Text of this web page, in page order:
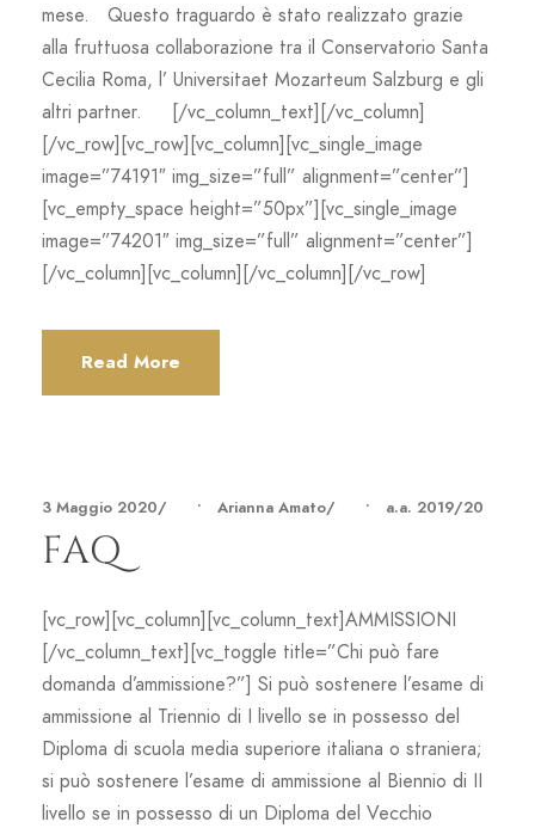
mese. Questo traguardo è stato realizzato grazie
alla fruttuosa collaborazione tra il Conservatorio Santa
Cecilia Roma, l’ Universitaet Mozarteum Salzburg e gli
altri partner. [/vc_column_text][/vc_column]
[/vc_row][vc_row][vc_column][vc_single_image
image=”74191″ img_size=”full” alignment=”center”]
[vc_empty_space height=”50px”][vc_single_image
image=”74201″ img_size=”full” alignment=”center”]
[/vc_column][vc_column][/vc_column][/vc_row]
Read More
3 Maggio 2020 • Arianna Amato • a.a. 2019/20
FAQ
[vc_row][vc_column][vc_column_text]AMMISSIONI
[/vc_column_text][vc_toggle title=”Chi può fare
domanda d’ammissione?”] Si può sostenere l’esame di
ammissione al Triennio di I livello se in possesso del
Diploma di scuola media superiore italiana o straniera;
si può sostenere l’esame di ammissione al Biennio di II
livello se in possesso di un Diploma del Vecchio